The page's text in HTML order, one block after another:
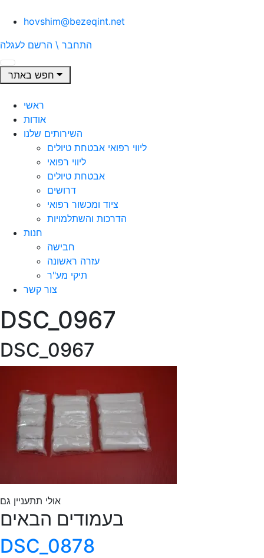
hovshim@bezeqint.net
התחבר \ הרשם לעגלה
חפש באתר
ראשי
אודות
השירותים שלנו
ליווי רפואי אבטחת טיולים
ליווי רפואי
אבטחת טיולים
דרושים
ציוד ומכשור רפואי
הדרכות והשתלמויות
חנות
חבישה
עזרה ראשונה
תיקי מע"ר
צור קשר
DSC_0967
DSC_0967
אולי תתעניין גם
בעמודים הבאים
DSC_0878